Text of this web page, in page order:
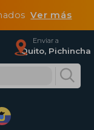
Ver más
Enviar a
Quito, Pichincha